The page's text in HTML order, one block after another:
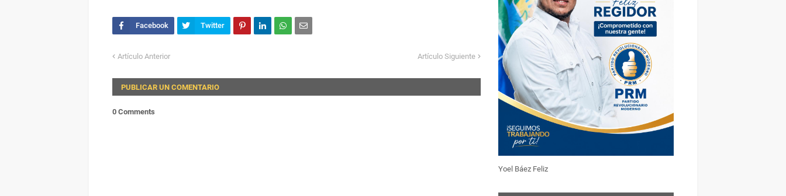
Artículo Anterior Artículo Siguiente
PUBLICAR UN COMENTARIO
0 Comments
Yoel Báez Feliz